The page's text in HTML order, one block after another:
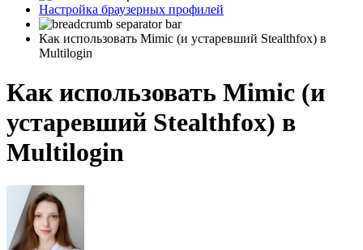
Настройка браузерных профилей
Как использовать Mimic (и устаревший Stealthfox) в
Multilogin
Как использовать Mimic (и
устаревший Stealthfox) в
Multilogin